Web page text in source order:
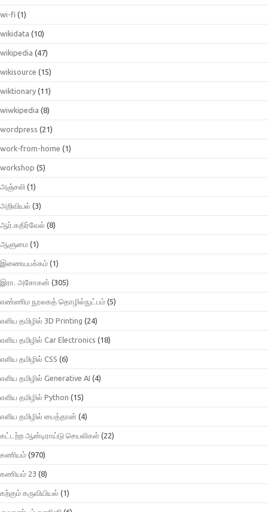
wi-fi (1)
wikidata (10)
wikipedia (47)
wikisource (15)
wiktionary (11)
wiwkipedia (8)
wordpress (21)
work-from-home (1)
workshop (5)
அஞ்சலி (1)
அறிவியல் (3)
ஆர்.கதிர்வேல் (8)
ஆளுமை (1)
இணையபக்கம் (1)
இரா. அசோகன் (305)
எண்ணிம நூலகத் தொழில்நுட்பம் (5)
எளிய தமிழில் 3D Printing (24)
எளிய தமிழில் Car Electronics (18)
எளிய தமிழில் CSS (6)
எளிய தமிழில் Generative AI (4)
எளிய தமிழில் Python (15)
எளிய தமிழில் பைத்தான் (4)
கட்டற்ற ஆன்டிராய்டு செயலிகள் (22)
கணியம் (970)
கணியம் 23 (8)
கற்கும் கருவியியல் (1)